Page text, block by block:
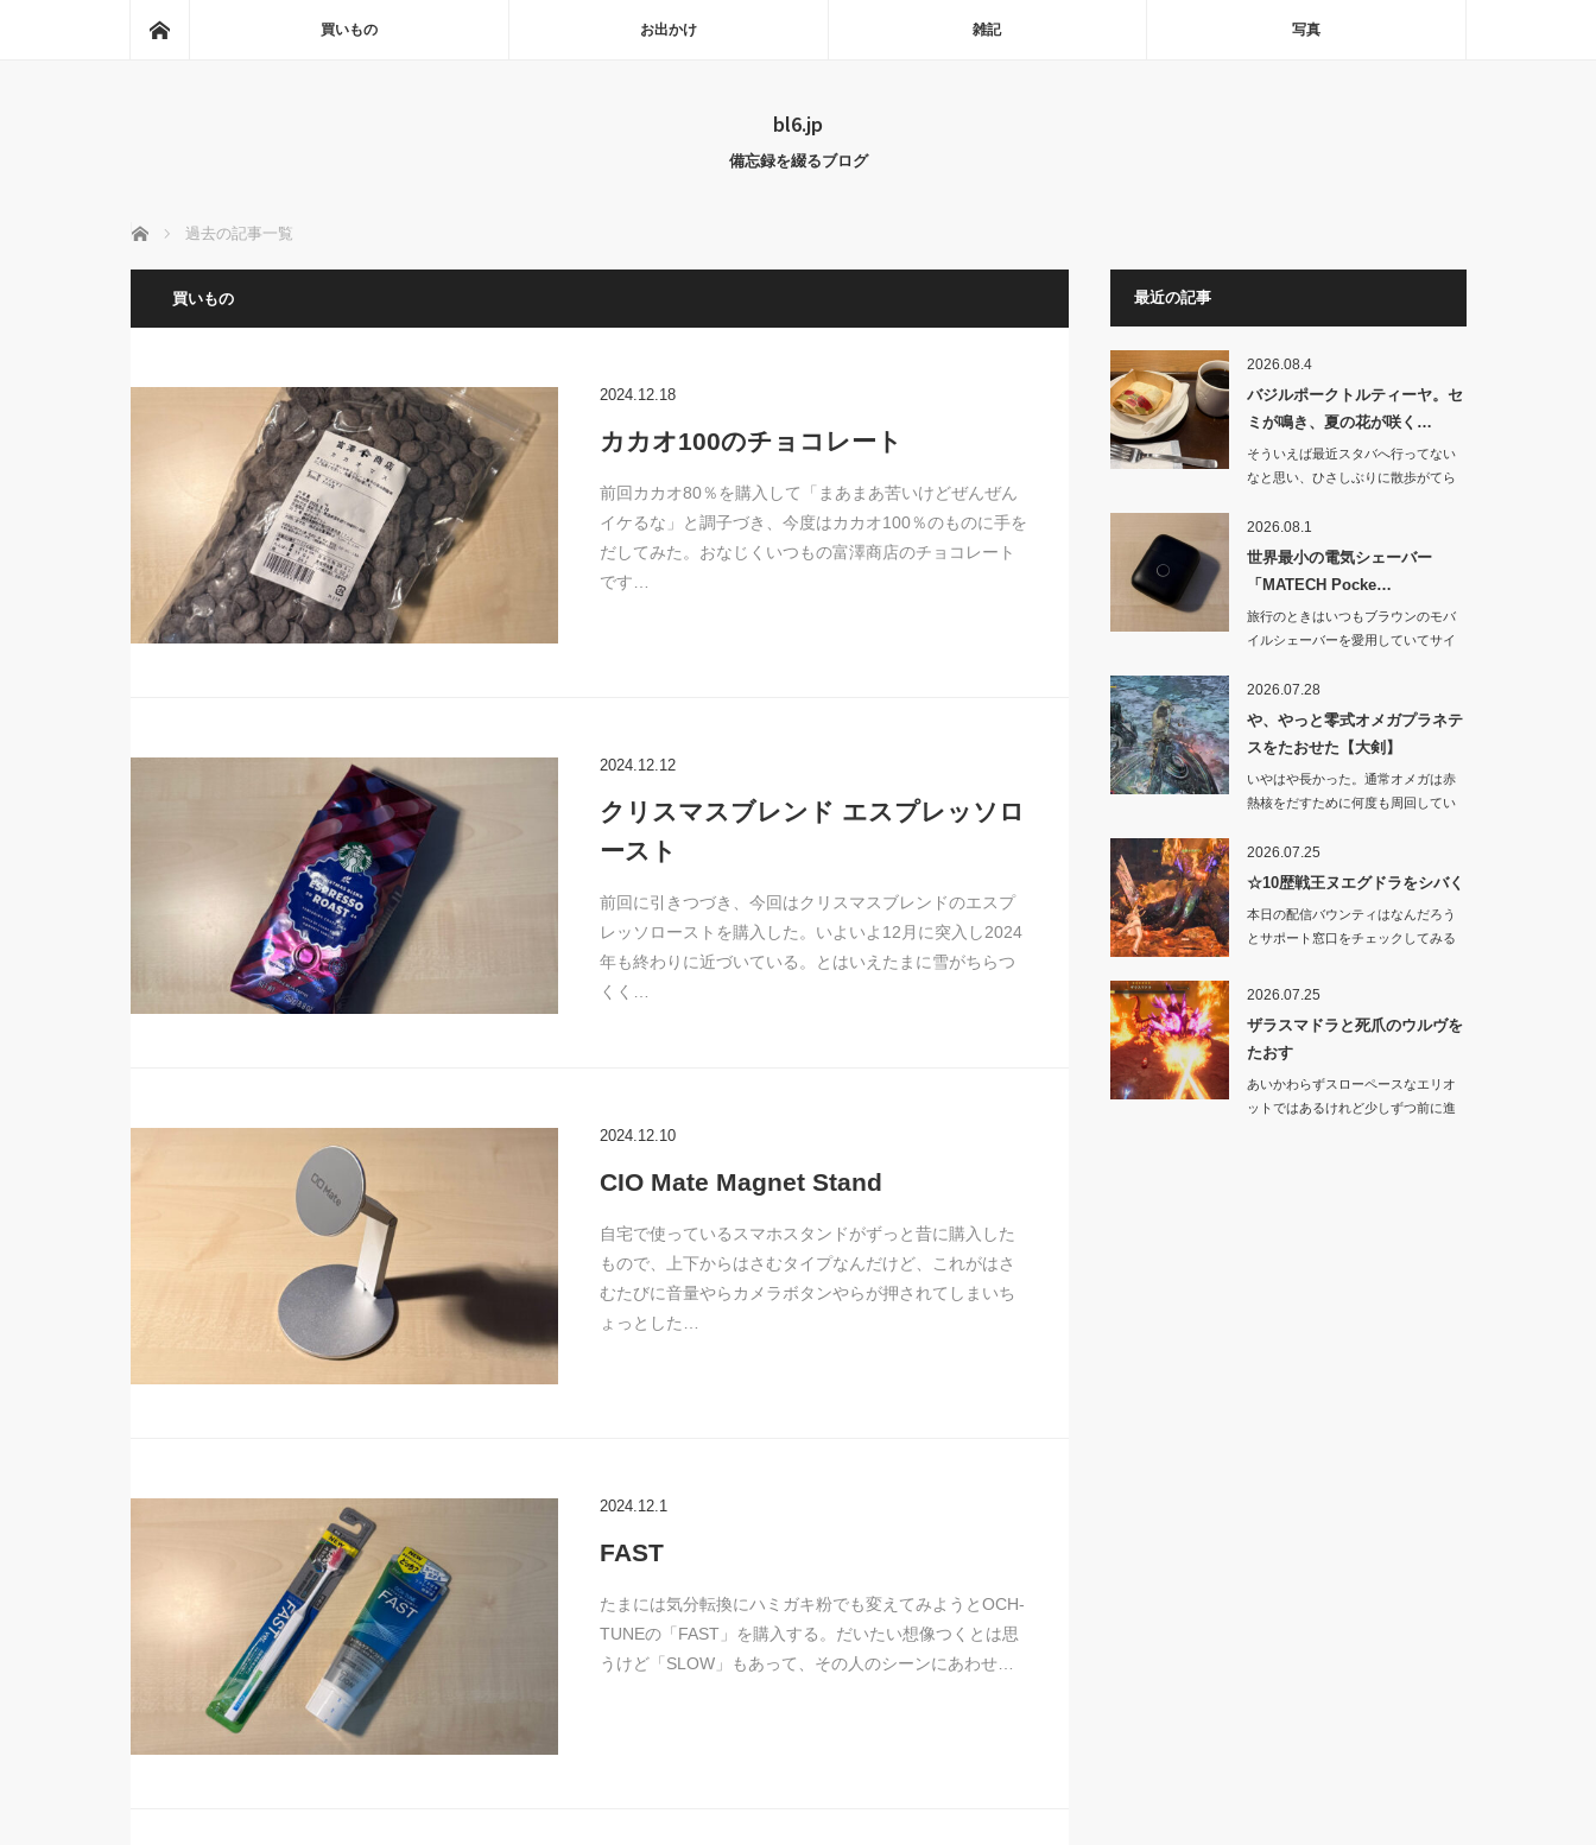
買いもの お出かけ 雑記 写真
bl6.jp
備忘録を綴るブログ
ホーム 過去の記事一覧
買いもの
2024.12.18
カカオ100のチョコレート
前回カカオ80％を購入して「まあまあ苦いけどぜんぜん
イケるな」と調子づき、今度はカカオ100％のものに手を
だしてみた。おなじくいつもの富澤商店のチョコレート
です…
2024.12.12
クリスマスブレンド エスプレッソロ
ースト
前回に引きつづき、今回はクリスマスブレンドのエスプ
レッソローストを購入した。いよいよ12月に突入し2024
年も終わりに近づいている。とはいえたまに雪がちらつ
くく…
2024.12.10
CIO Mate Magnet Stand
自宅で使っているスマホスタンドがずっと昔に購入した
もので、上下からはさむタイプなんだけど、これがはさ
むたびに音量やらカメラボタンやらが押されてしまいち
ょっとした…
2024.12.1
FAST
たまには気分転換にハミガキ粉でも変えてみようとOCH-
TUNEの「FAST」を購入する。だいたい想像つくとは思
うけど「SLOW」もあって、その人のシーンにあわせ…
最近の記事
2026.08.4
バジルポークトルティーヤ。セ
ミが鳴き、夏の花が咲く…
そういえば最近スタバへ行ってない
なと思い、ひさしぶりに散歩がてら
2026.08.1
世界最小の電気シェーバー
「MATECH Pocke…
旅行のときはいつもブラウンのモバ
イルシェーバーを愛用していてサイ
2026.07.28
や、やっと零式オメガプラネテ
スをたおせた【大剣】
いやはや長かった。通常オメガは赤
熱核をだすために何度も周回してい
2026.07.25
☆10歴戦王ヌエグドラをシバく
本日の配信バウンティはなんだろう
とサポート窓口をチェックしてみる
2026.07.25
ザラスマドラと死爪のウルヴを
たおす
あいかわらずスローペースなエリオ
ットではあるけれど少しずつ前に進